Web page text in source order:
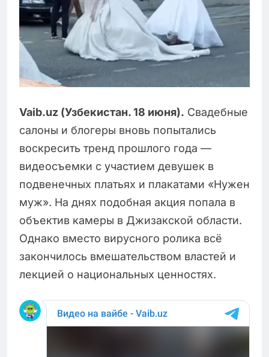
Vaib.uz (Узбекистан. 18 июня). Свадебные
салоны и блогеры вновь попытались
воскресить тренд прошлого года —
видеосъемки с участием девушек в
подвенечных платьях и плакатами «Нужен
муж». На днях подобная акция попала в
объектив камеры в Джизакской области.
Однако вместо вирусного ролика всё
закончилось вмешательством властей и
лекцией о национальных ценностях.